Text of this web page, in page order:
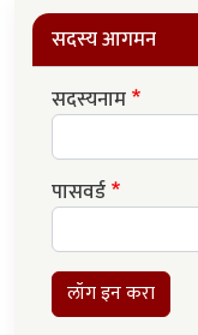
सदस्य आगमन
सदस्यनाम
पासवर्ड
लॉग इन करा